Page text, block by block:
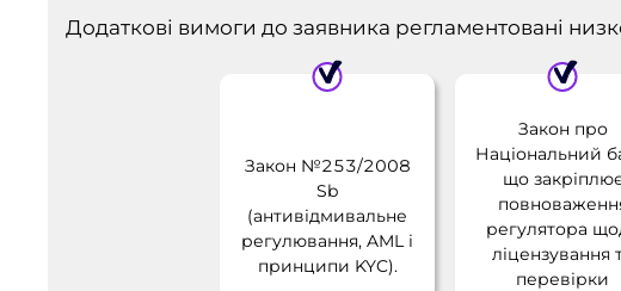
Додаткові вимоги до заявника регламентовані
Закон №253/2008
Sb
(антивідмивальне
регулювання, AML і
принципи KYC).
Закон про
Національний
що
регулятора
ліцензування
перевірки